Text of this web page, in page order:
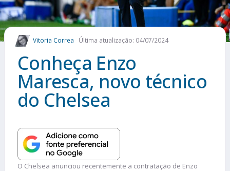
COMO APOSTAR
MAIS ESPORTES
Vitoria Correa Última atualização: 04/07/2024
Conheça Enzo
Maresca, novo técnico
do Chelsea
O Chelsea anunciou recentemente a contratação de Enzo